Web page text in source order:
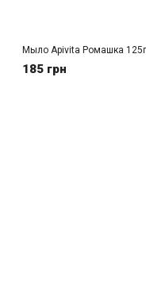
Мыло Apivita Ромашка 125г
185 грн